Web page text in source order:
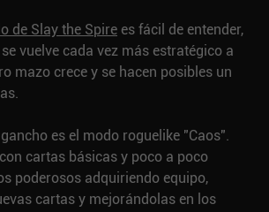
de Slay the Spire es fácil de entender,
vuelve cada vez más estratégico a
mazo crece y se hacen posibles un
es el modo roguelike "Caos".
cartas básicas y poco a poco
poderosos adquiriendo equipo,
cartas y mejorándolas en los